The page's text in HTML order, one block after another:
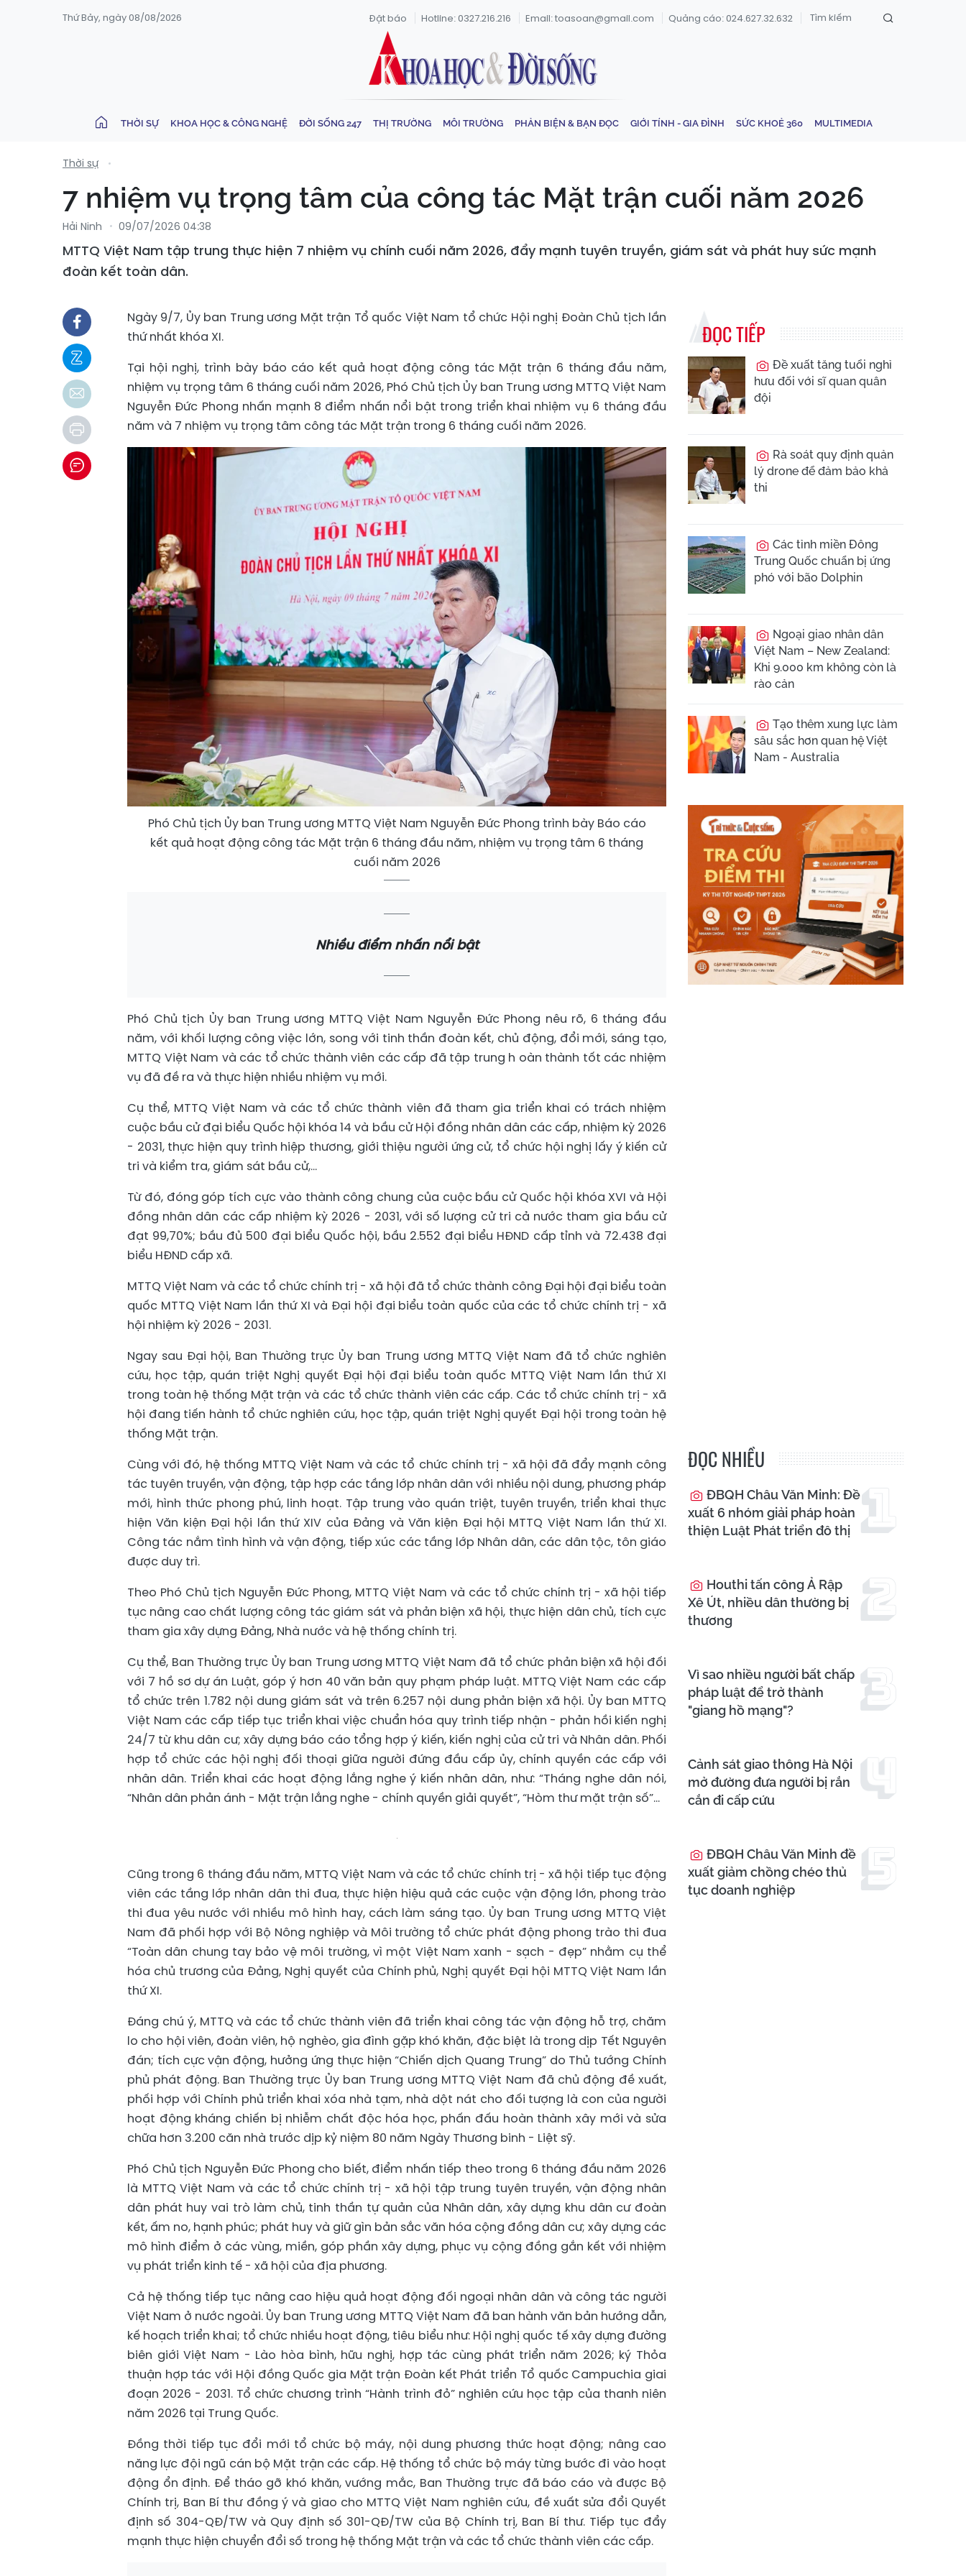
Thứ Bảy, ngày 08/08/2026 Đặt báo Hotline: 0327.216.216 Email: toasoan@gmail.com Quảng cáo: 024.627.32.632
THỜI SỰ KHOA HỌC & CÔNG NGHỆ ĐỜI SỐNG 247 THỊ TRƯỜNG MÔI TRƯỜNG PHẢN BIỆN & BẠN ĐỌC GIỚI TÍNH - GIA ĐÌNH SỨC KHOẺ 360 MULTIMEDIA
Thời sự
7 nhiệm vụ trọng tâm của công tác Mặt trận cuối năm 2026
Hải Ninh 09/07/2026 04:38
MTTQ Việt Nam tập trung thực hiện 7 nhiệm vụ chính cuối năm 2026, đẩy mạnh tuyên truyền, giám sát và phát huy sức mạnh
đoàn kết toàn dân.
Ngày 9/7, Ủy ban Trung ương Mặt trận Tổ quốc Việt Nam tổ chức Hội nghị Đoàn Chủ tịch lần
thứ nhất khóa XI.
Tại hội nghị, trình bày báo cáo kết quả hoạt động công tác Mặt trận 6 tháng đầu năm,
nhiệm vụ trọng tâm 6 tháng cuối năm 2026, Phó Chủ tịch Ủy ban Trung ương MTTQ Việt Nam
Nguyễn Đức Phong nhấn mạnh 8 điểm nhấn nổi bật trong triển khai nhiệm vụ 6 tháng đầu
năm và 7 nhiệm vụ trọng tâm công tác Mặt trận trong 6 tháng cuối năm 2026.
Phó Chủ tịch Ủy ban Trung ương MTTQ Việt Nam Nguyễn Đức Phong trình bày Báo cáo
kết quả hoạt động công tác Mặt trận 6 tháng đầu năm, nhiệm vụ trọng tâm 6 tháng
cuối năm 2026
Nhiều điểm nhấn nổi bật
Phó Chủ tịch Ủy ban Trung ương MTTQ Việt Nam Nguyễn Đức Phong nêu rõ, 6 tháng đầu
năm, với khối lượng công việc lớn, song với tinh thần đoàn kết, chủ động, đổi mới, sáng tạo,
MTTQ Việt Nam và các tổ chức thành viên các cấp đã tập trung h oàn thành tốt các nhiệm
vụ đã đề ra và thực hiện nhiều nhiệm vụ mới.
Cụ thể, MTTQ Việt Nam và các tổ chức thành viên đã tham gia triển khai có trách nhiệm
cuộc bầu cử đại biểu Quốc hội khóa 14 và bầu cử Hội đồng nhân dân các cấp, nhiệm kỳ 2026
- 2031, thực hiện quy trình hiệp thương, giới thiệu người ứng cử, tổ chức hội nghị lấy ý kiến cử
tri và kiểm tra, giám sát bầu cử,…
Từ đó, đóng góp tích cực vào thành công chung của cuộc bầu cử Quốc hội khóa XVI và Hội
đồng nhân dân các cấp nhiệm kỳ 2026 - 2031, với số lượng cử tri cả nước tham gia bầu cử
đạt 99,70%; bầu đủ 500 đại biểu Quốc hội, bầu 2.552 đại biểu HĐND cấp tỉnh và 72.438 đại
biểu HĐND cấp xã.
MTTQ Việt Nam và các tổ chức chính trị - xã hội đã tổ chức thành công Đại hội đại biểu toàn
quốc MTTQ Việt Nam lần thứ XI và Đại hội đại biểu toàn quốc của các tổ chức chính trị - xã
hội nhiệm kỳ 2026 - 2031.
Ngay sau Đại hội, Ban Thường trực Ủy ban Trung ương MTTQ Việt Nam đã tổ chức nghiên
cứu, học tập, quán triệt Nghị quyết Đại hội đại biểu toàn quốc MTTQ Việt Nam lần thứ XI
trong toàn hệ thống Mặt trận và các tổ chức thành viên các cấp. Các tổ chức chính trị - xã
hội đang tiến hành tổ chức nghiên cứu, học tập, quán triệt Nghị quyết Đại hội trong toàn hệ
thống Mặt trận.
Cùng với đó, hệ thống MTTQ Việt Nam và các tổ chức chính trị - xã hội đã đẩy mạnh công
tác tuyên truyền, vận động, tập hợp các tầng lớp nhân dân với nhiều nội dung, phương pháp
mới, hình thức phong phú, linh hoạt. Tập trung vào quán triệt, tuyên truyền, triển khai thực
hiện Văn kiện Đại hội lần thứ XIV của Đảng và Văn kiện Đại hội MTTQ Việt Nam lần thứ XI.
Công tác nắm tình hình và vận động, tiếp xúc các tầng lớp Nhân dân, các dân tộc, tôn giáo
được duy trì.
Theo Phó Chủ tịch Nguyễn Đức Phong, MTTQ Việt Nam và các tổ chức chính trị - xã hội tiếp
tục nâng cao chất lượng công tác giám sát và phản biện xã hội, thực hiện dân chủ, tích cực
tham gia xây dựng Đảng, Nhà nước và hệ thống chính trị.
Cụ thể, Ban Thường trực Ủy ban Trung ương MTTQ Việt Nam đã tổ chức phản biện xã hội đối
với 7 hồ sơ dự án Luật, góp ý hơn 40 văn bản quy phạm pháp luật. MTTQ Việt Nam các cấp
tổ chức trên 1.782 nội dung giám sát và trên 6.257 nội dung phản biện xã hội. Ủy ban MTTQ
Việt Nam các cấp tiếp tục triển khai việc chuẩn hóa quy trình tiếp nhận - phản hồi kiến nghị
24/7 từ khu dân cư; xây dựng báo cáo tổng hợp ý kiến, kiến nghị của cử tri và Nhân dân. Phối
hợp tổ chức các hội nghị đối thoại giữa người đứng đầu cấp ủy, chính quyền các cấp với
nhân dân. Triển khai các hoạt động lắng nghe ý kiến nhân dân, như: “Tháng nghe dân nói,
“Nhân dân phản ánh - Mặt trận lắng nghe - chính quyền giải quyết”, “Hòm thư mặt trận số”…
Cũng trong 6 tháng đầu năm, MTTQ Việt Nam và các tổ chức chính trị - xã hội tiếp tục động
viên các tầng lớp nhân dân thi đua, thực hiện hiệu quả các cuộc vận động lớn, phong trào
thi đua yêu nước với nhiều mô hình hay, cách làm sáng tạo. Ủy ban Trung ương MTTQ Việt
Nam đã phối hợp với Bộ Nông nghiệp và Môi trường tổ chức phát động phong trào thi đua
“Toàn dân chung tay bảo vệ môi trường, vì một Việt Nam xanh - sạch - đẹp” nhằm cụ thể
hóa chủ trương của Đảng, Nghị quyết của Chính phủ, Nghị quyết Đại hội MTTQ Việt Nam lần
thứ XI.
Đáng chú ý, MTTQ và các tổ chức thành viên đã triển khai công tác vận động hỗ trợ, chăm
lo cho hội viên, đoàn viên, hộ nghèo, gia đình gặp khó khăn, đặc biệt là trong dịp Tết Nguyên
đán; tích cực vận động, hưởng ứng thực hiện “Chiến dịch Quang Trung” do Thủ tướng Chính
phủ phát động. Ban Thường trực Ủy ban Trung ương MTTQ Việt Nam đã chủ động đề xuất,
phối hợp với Chính phủ triển khai xóa nhà tạm, nhà dột nát cho đối tượng là con của người
hoạt động kháng chiến bị nhiễm chất độc hóa học, phấn đấu hoàn thành xây mới và sửa
chữa hơn 3.200 căn nhà trước dịp kỷ niệm 80 năm Ngày Thương binh - Liệt sỹ.
Phó Chủ tịch Nguyễn Đức Phong cho biết, điểm nhấn tiếp theo trong 6 tháng đầu năm 2026
là MTTQ Việt Nam và các tổ chức chính trị - xã hội tập trung tuyên truyền, vận động nhân
dân phát huy vai trò làm chủ, tinh thần tự quản của Nhân dân, xây dựng khu dân cư đoàn
kết, ấm no, hạnh phúc; phát huy và giữ gìn bản sắc văn hóa cộng đồng dân cư; xây dựng các
mô hình điểm ở các vùng, miền, góp phần xây dựng, phục vụ cộng đồng gắn kết với nhiệm
vụ phát triển kinh tế - xã hội của địa phương.
Cả hệ thống tiếp tục nâng cao hiệu quả hoạt động đối ngoại nhân dân và công tác người
Việt Nam ở nước ngoài. Ủy ban Trung ương MTTQ Việt Nam đã ban hành văn bản hướng dẫn,
kế hoạch triển khai; tổ chức nhiều hoạt động, tiêu biểu như: Hội nghị quốc tế xây dựng đường
biên giới Việt Nam - Lào hòa bình, hữu nghị, hợp tác cùng phát triển năm 2026; ký Thỏa
thuận hợp tác với Hội đồng Quốc gia Mặt trận Đoàn kết Phát triển Tổ quốc Campuchia giai
đoạn 2026 - 2031. Tổ chức chương trình “Hành trình đỏ” nghiên cứu học tập của thanh niên
năm 2026 tại Trung Quốc.
Đồng thời tiếp tục đổi mới tổ chức bộ máy, nội dung phương thức hoạt động; nâng cao
năng lực đội ngũ cán bộ Mặt trận các cấp. Hệ thống tổ chức bộ máy từng bước đi vào hoạt
động ổn định. Để tháo gỡ khó khăn, vướng mắc, Ban Thường trực đã báo cáo và được Bộ
Chính trị, Ban Bí thư đồng ý và giao cho MTTQ Việt Nam nghiên cứu, đề xuất sửa đổi Quyết
định số 304-QĐ/TW và Quy định số 301-QĐ/TW của Bộ Chính trị, Ban Bí thư. Tiếp tục đẩy
mạnh thực hiện chuyển đổi số trong hệ thống Mặt trận và các tổ chức thành viên các cấp.
ĐỌC TIẾP
Đề xuất tăng tuổi nghỉ
hưu đối với sĩ quan quân
đội
Rà soát quy định quản
lý drone để đảm bảo khả
thi
Các tỉnh miền Đông
Trung Quốc chuẩn bị ứng
phó với bão Dolphin
Ngoại giao nhân dân
Việt Nam – New Zealand:
Khi 9.000 km không còn là
rào cản
Tạo thêm xung lực làm
sâu sắc hơn quan hệ Việt
Nam - Australia
ĐỌC NHIỀU
ĐBQH Châu Văn Minh: Đề
xuất 6 nhóm giải pháp hoàn
thiện Luật Phát triển đô thị
Houthi tấn công Ả Rập
Xê Út, nhiều dân thường bị
thương
Vì sao nhiều người bất chấp
pháp luật để trở thành
"giang hồ mạng"?
Cảnh sát giao thông Hà Nội
mở đường đưa người bị rắn
cắn đi cấp cứu
ĐBQH Châu Văn Minh đề
xuất giảm chồng chéo thủ
tục doanh nghiệp